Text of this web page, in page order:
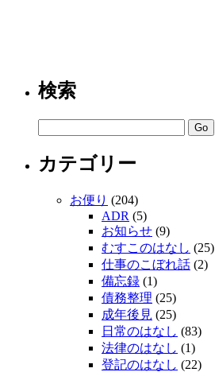
検索
カテゴリー
お便り (204)
ADR (5)
お知らせ (9)
むすこのはなし (25)
仕事のこぼれ話 (2)
備忘録 (1)
債務整理 (25)
成年後見 (25)
日常のはなし (83)
法律のはなし (1)
登記のはなし (22)